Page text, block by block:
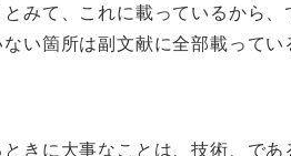
みて、これに載っているから
い箇所は副文献に全部載って
きに大事なことは、技術、であ